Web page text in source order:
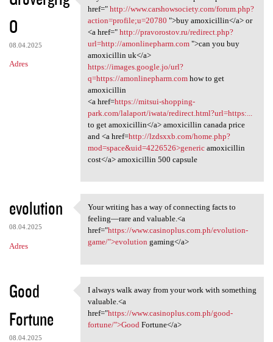
O
08.04.2025
Adres
buy amoxicillin online
href=" http://www.carshowsociety.com/forum.php?
action=profile;u=20780 ">buy amoxicillin</a> or
<a href=" http://pravorostov.ru/redirect.php?
url=http://amonlinepharm.com">can you buy
amoxicillin uk</a>
https://images.google.jo/url?
q=https://amonlinepharm.comhow to get
amoxicillin
<a href=https://mitsui-shopping-
park.com/lalaport/iwata/redirect.html?url=https:...
to get amoxicillin</a> amoxicillin canada price
and <a href=http://lzdsxxb.com/home.php?
mod=space&uid=4226526>genericamoxicillin
cost</a> amoxicillin 500 capsule
evolution
08.04.2025
Adres
Your writing has a way of
Your writing has a way of connecting facts to
feeling—rare and valuable.<a
href="https://www.casinoplus.com.ph/evolution-
game/">evolution gaming</a>
Good
Fortune
08.04.2025
I always walk away from your
I always walk away from your work with something
valuable.<a
href="https://www.casinoplus.com.ph/good-
fortune/">Good Fortune</a>